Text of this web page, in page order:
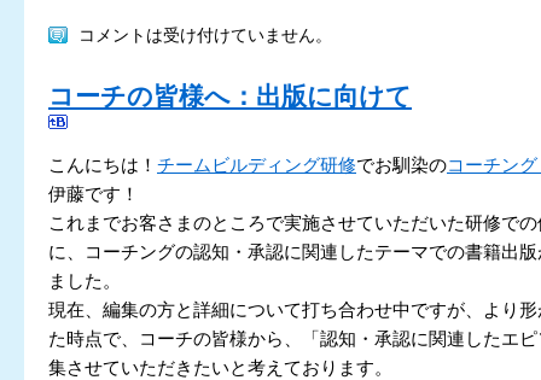
コメントは受け付けていません。
コーチの皆様へ：出版に向けて
こんにちは！ チームビルディング研修でお馴染のコーチン
伊藤です！
これまでお客さまのところで実施させていただいた研修で
に、コーチングの認知・承認に関連したテーマでの書籍出
ました。
現在、編集の方と詳細について打ち合わせ中ですが、より
た時点で、コーチの皆様から、「認知・承認に関連したエ
集させていただきたいと考えております。